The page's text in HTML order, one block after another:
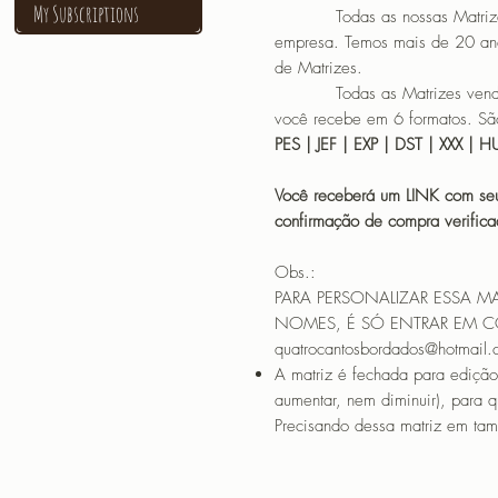
Todas as nossas Matrizes
empresa. Temos mais de 20
de Matrizes.
Todas as Matrizes
você recebe em 6 formatos.
PES | JEF | EXP | DST | XXX |
Você receberá um LINK com
confirmação de compra
Obs.:
PARA PERSONALIZAR ESSA
NOMES, É SÓ ENTRAR EM
A matriz é fechada para
aumentar, nem diminuir), para
Precisando dessa matriz em
My Subscriptions